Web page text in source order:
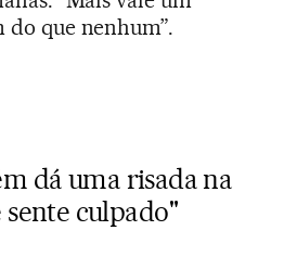
que nenhum”.
dá uma risada na
sente culpado"